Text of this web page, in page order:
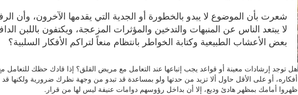
شعرت بأن الموضوع لا يبدو بالخطورة أو الجدية التي يقدمها الآخرون، وأن
لا يبتعد الناس عن المنبهات والتدخين والمؤثرات المزعجة، ويكتفون باللبن
بعض الأعشاب الطبيعية وكتابة الخواطر بانتظام منعاً لتراكم الأفكار السلبية؟
هل توجد إرشادات معينة أو قواعد يجب إتباعها عند التعامل مع مريض القلق؟ إذا قادك حظك
أفكاره، أو على الأقل حاول ألا تزيد من حدتها ولو بمساعدة قد تبدو من وجهة نظرك ضرورية ولكنها قد
ظهروا أمامك بمظهر هادئ وديع، إلا أن بداخل رؤوسهم دوامات عنيفة ليس لها من قرار.